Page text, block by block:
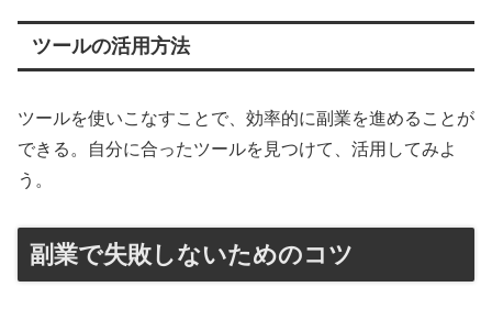
ツールの活用方法
ツールを使いこなすことで、効率的に副業を進めることが
できる。自分に合ったツールを見つけて、活用してみよ
う。
副業で失敗しないためのコツ